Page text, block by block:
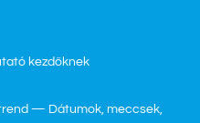
kezdőknek
— Dátumok, meccsek,